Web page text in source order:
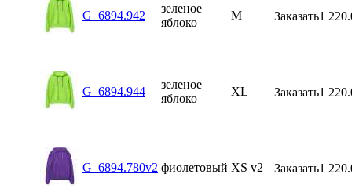
G_6894.942
зеленое
яблоко
M Заказать1
G_6894.944
зеленое
яблоко
XL Заказать1
G_6894.780v2 фиолетовый XS v2 Заказать1